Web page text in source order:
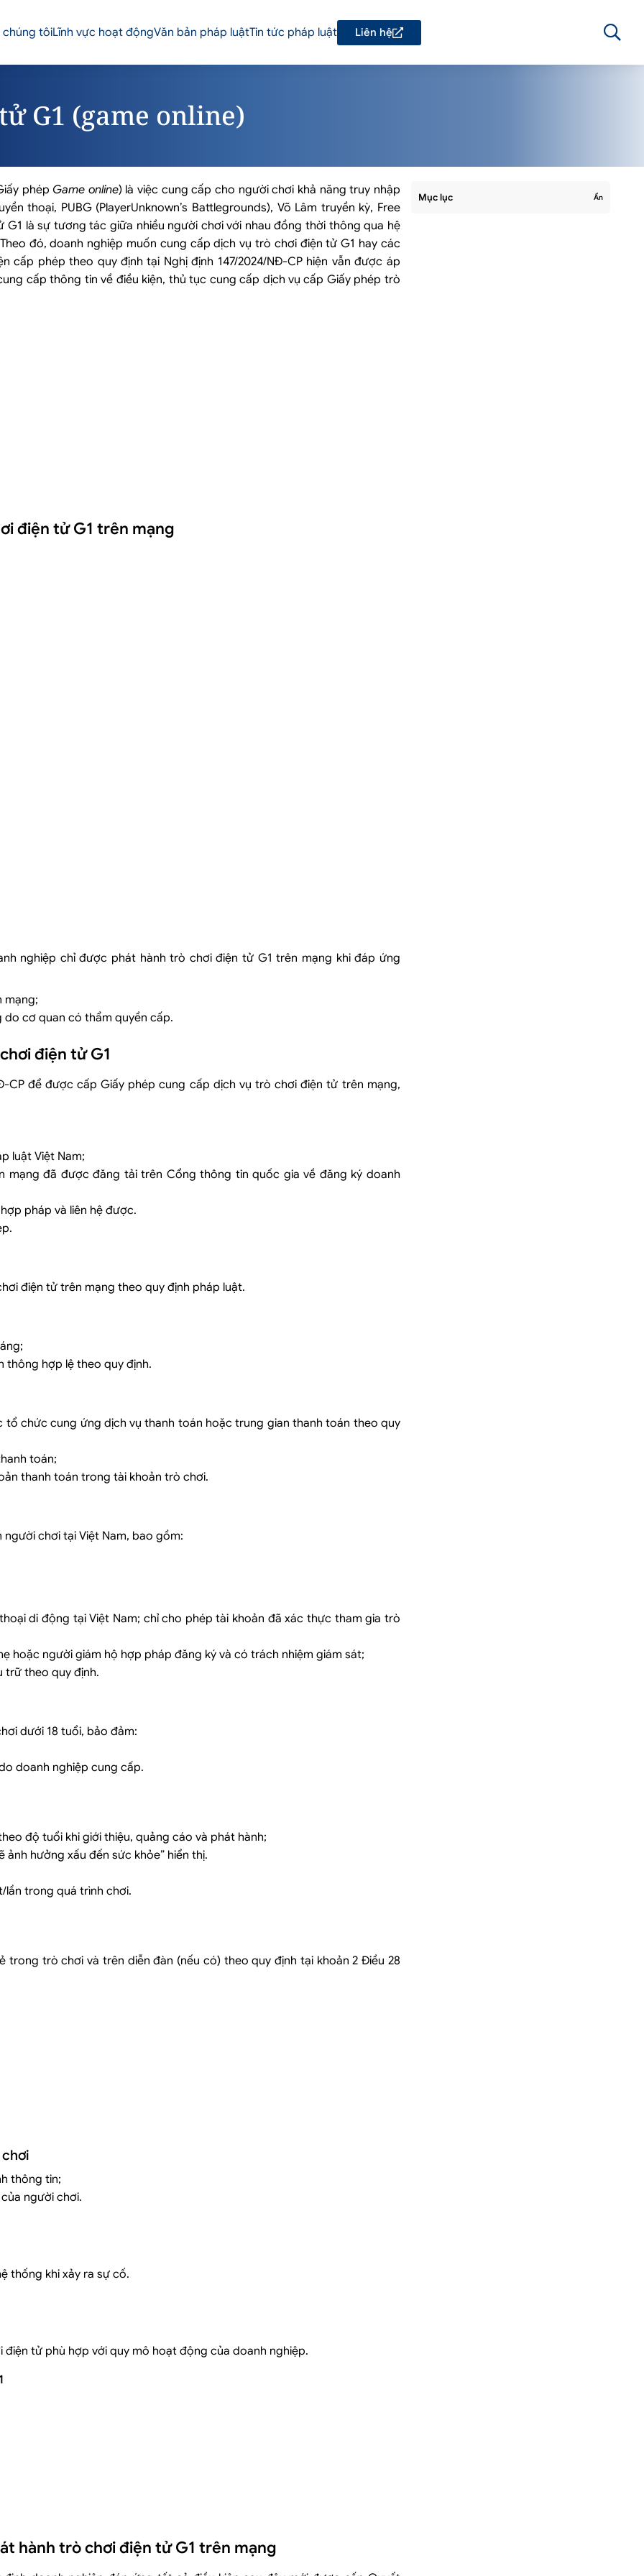
chúng tôiLĩnh vực hoạt độngVăn bản pháp luậtTin tức pháp luật Liên hệ
G1 (game online)
phép Game online) là việc cung cấp cho người chơi khả năng truy nhập
thoại, PUBG (PlayerUnknown’s Battlegrounds), Võ Lâm truyền kỳ, Free
G1 là sự tương tác giữa nhiều người chơi với nhau đồng thời thông qua hệ
đó, doanh nghiệp muốn cung cấp dịch vụ trò chơi điện tử G1 hay các
cấp phép theo quy định tại Nghị định 147/2024/NĐ-CP hiện vẫn được áp
cấp thông tin về điều kiện, thủ tục cung cấp dịch vụ cấp Giấy phép trò
ty luật Việt An
điện tử G1 trên mạng
nghiệp chỉ được phát hành trò chơi điện tử G1 trên mạng khi đáp ứng
mạng;
cơ quan có thẩm quyền cấp.
điện tử G1
CP để được cấp Giấy phép cung cấp dịch vụ trò chơi điện tử trên mạng,
luật Việt Nam;
đã được đăng tải trên Cổng thông tin quốc gia về đăng ký doanh
pháp và liên hệ được.
điện tử trên mạng theo quy định pháp luật.
thông hợp lệ theo quy định.
chức cung ứng dịch vụ thanh toán hoặc trung gian thanh toán theo quy
toán;
thanh toán trong tài khoản trò chơi.
chơi tại Việt Nam, bao gồm:
di động tại Việt Nam; chỉ cho phép tài khoản đã xác thực tham gia trò
hoặc người giám hộ hợp pháp đăng ký và có trách nhiệm giám sát;
trữ theo quy định.
dưới 18 tuổi, bảo đảm:
doanh nghiệp cung cấp.
độ tuổi khi giới thiệu, quảng cáo và phát hành;
hưởng xấu đến sức khỏe” hiển thị.
lần trong quá trình chơi.
trò chơi và trên diễn đàn (nếu có) theo quy định tại khoản 2 Điều 28
thông tin;
người chơi.
thống khi xảy ra sự cố.
tử phù hợp với quy mô hoạt động của doanh nghiệp.
hành trò chơi điện tử G1 trên mạng
Mục lục Ẩn